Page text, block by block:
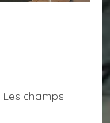
Les champs